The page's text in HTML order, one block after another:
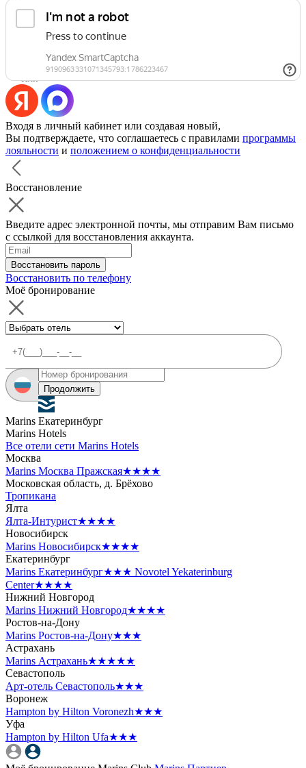
Запросить код
Уже есть аккаунт?Войти
Или
Входя в личный кабинет или создавая новый,
Вы подтверждаете, что соглашаетесь с правилами программы
лояльности и положением о конфиденциальности
Восстановление
Введите адрес электронной почты, мы отправим Вам письмо
с ссылкой для восстановления аккаунта.
Восстановить пароль
Восстановить по телефону
Моё бронирование
Продолжить
Marins Екатеринбург
Marins Hotels
Все отели сети Marins Hotels
Москва
Marins Москва Пражская★★★★
Московская область, д. Брёхово
Тропикана
Ялта
Ялта-Интурист★★★★
Новосибирск
Marins Новосибирск★★★★
Екатеринбург
Marins Екатеринбург★★★ Novotel Yekaterinburg
Center★★★★
Нижний Новгород
Marins Нижний Новгород★★★★
Ростов-на-Дону
Marins Ростов-на-Дону★★★
Астрахань
Marins Астрахань★★★★★
Севастополь
Арт-отель Севастополь★★★
Воронеж
Hampton by Hilton Voronezh★★★
Уфа
Hampton by Hilton Ufa★★★